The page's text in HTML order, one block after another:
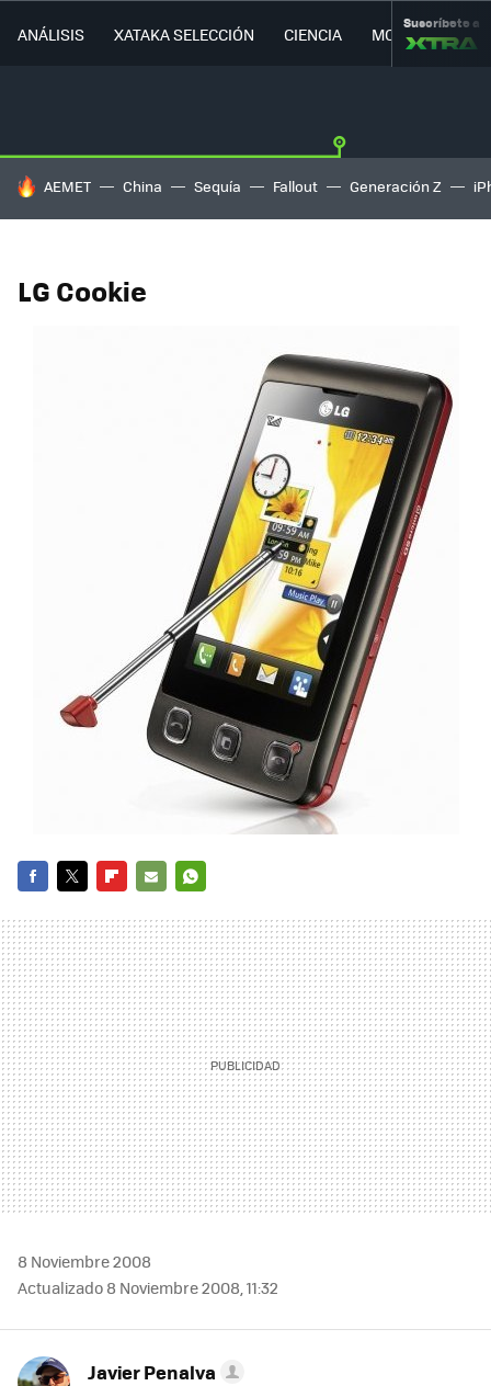
ANÁLISIS XATAKA SELECCIÓN CIENCIA MOVILIDAD
Suscríbete a
HOY SE HABLA DE
AEMET China Sequía Fallout Generación Z
LG Cookie
MAIL
8 Noviembre 2008
Actualizado 8 Noviembre 2008, 11:32
Javier Penalva